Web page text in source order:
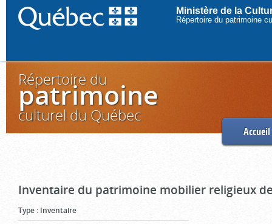
Ministère de la
Répertoire du patrimoine
Répertoire du
patrimoine
culturel du Québec
Accueil
Inventaire du patrimoine mobilier religieux
Type : Inventaire